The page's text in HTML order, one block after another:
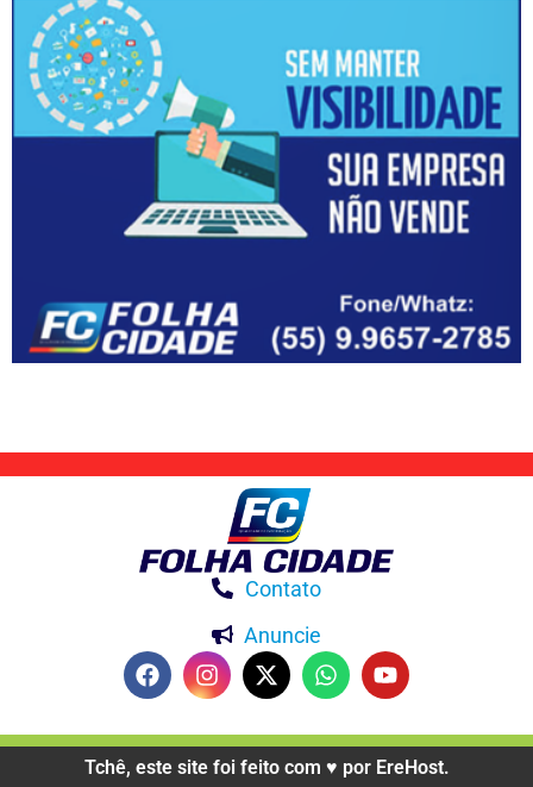
Contato
Anuncie
Tchê, este site foi feito com ♥️ por EreHost.